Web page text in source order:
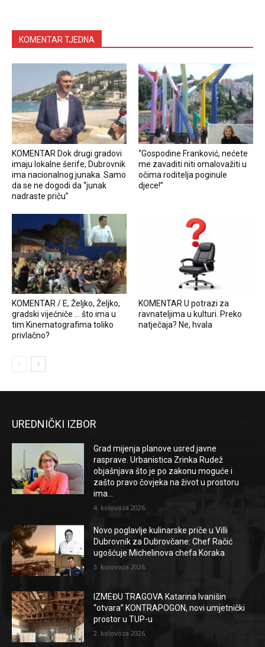
KOMENTAR TJEDNA
KOMENTAR Dok drugi gradovi
imaju lokalne šerife, Dubrovnik
ima nacionalnog junaka. Samo
da se ne dogodi da “junak
nadraste priču”
“Gospodine Franković, nećete
me zavaditi niti omalovažiti u
očima roditelja poginule
djece!”
KOMENTAR / E, Željko, Željko,
gradski vijećniče … što ima u
tim Kinematografima toliko
privlačno?
KOMENTAR U potrazi za
ravnateljima u kulturi. Preko
natječaja? Ne, hvala
UREDNIČKI IZBOR
Grad mijenja planove usred javne
rasprave. Urbanistica Zrinka Rudež
objašnjava što je po zakonu moguće i
zašto pravo čovjeka na život u prostoru
ima...
4. kolovoza 2026.
Novo poglavlje kulinarske priče u Villi
Dubrovnik za Dubrovčane: Chef Račić
ugošćuje Michelinova chefa Koraka
3. kolovoza 2026.
IZMEĐU TRAGOVA Katarina Ivanišin
“otvara” KONTRAPOGON, novi umjetnički
prostor u TUP-u
2. kolovoza 2026.